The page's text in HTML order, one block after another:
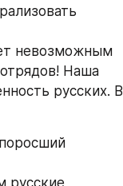
невозможным
Наша
русских. В
русские